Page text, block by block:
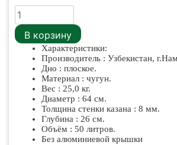
составляла
Количество
товара
Казан
Наманган
чугунный
литров,
плоское
В корзину
Характеристики:
Производитель : Узбекистан,
Дно : плоское.
Материал : чугун.
Вес : 25,0 кг.
Диаметр : 64 см.
Толщина стенки казана : 8 мм.
Глубина : 26 см.
Объём : 50 литров.
Без алюминиевой крышки